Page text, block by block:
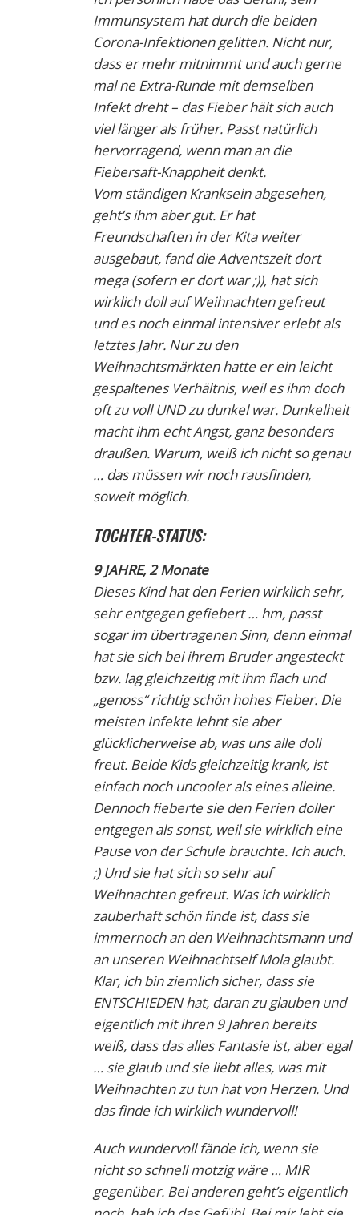
Immunsystem hat durch die beiden
Corona-Infektionen gelitten. Nicht nur,
dass er mehr mitnimmt und auch gerne
mal ne Extra-Runde mit demselben
Infekt dreht – das Fieber hält sich auch
viel länger als früher. Passt natürlich
hervorragend, wenn man an die
Fiebersaft-Knappheit denkt.
Vom ständigen Kranksein abgesehen,
geht’s ihm aber gut. Er hat
Freundschaften in der Kita weiter
ausgebaut, fand die Adventszeit dort
mega (sofern er dort war ;)), hat sich
wirklich doll auf Weihnachten gefreut
und es noch einmal intensiver erlebt als
letztes Jahr. Nur zu den
Weihnachtsmärkten hatte er ein leicht
gespaltenes Verhältnis, weil es ihm doch
oft zu voll UND zu dunkel war. Dunkelheit
macht ihm echt Angst, ganz besonders
draußen. Warum, weiß ich nicht so genau
… das müssen wir noch rausfinden,
soweit möglich.
TOCHTER-STATUS:
9 JAHRE, 2 Monate
Dieses Kind hat den Ferien wirklich sehr,
sehr entgegen gefiebert … hm, passt
sogar im übertragenen Sinn, denn einmal
hat sie sich bei ihrem Bruder angesteckt
bzw. lag gleichzeitig mit ihm flach und
„genoss“ richtig schön hohes Fieber. Die
meisten Infekte lehnt sie aber
glücklicherweise ab, was uns alle doll
freut. Beide Kids gleichzeitig krank, ist
einfach noch uncooler als eines alleine.
Dennoch fieberte sie den Ferien doller
entgegen als sonst, weil sie wirklich eine
Pause von der Schule brauchte. Ich auch.
;) Und sie hat sich so sehr auf
Weihnachten gefreut. Was ich wirklich
zauberhaft schön finde ist, dass sie
immernoch an den Weihnachtsmann und
an unseren Weihnachtself Mola glaubt.
Klar, ich bin ziemlich sicher, dass sie
ENTSCHIEDEN hat, daran zu glauben und
eigentlich mit ihren 9 Jahren bereits
weiß, dass das alles Fantasie ist, aber egal
… sie glaub und sie liebt alles, was mit
Weihnachten zu tun hat von Herzen. Und
das finde ich wirklich wundervoll!
Auch wundervoll fände ich, wenn sie
nicht so schnell motzig wäre … MIR
gegenüber. Bei anderen geht’s eigentlich